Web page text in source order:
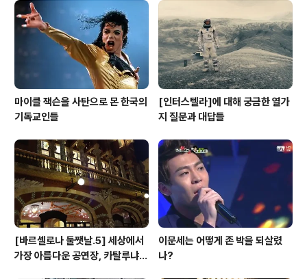
마이클 잭슨을 사탄으로 몬 한국의
기독교인들
[인터스텔라]에 대해 궁금한 열가
지 질문과 대답들
[바르셀로나 둘쨋날.5] 세상에서
가장 아름다운 공연장, 카탈루냐
이문세는 어떻게 존 박을 되살렸
나?